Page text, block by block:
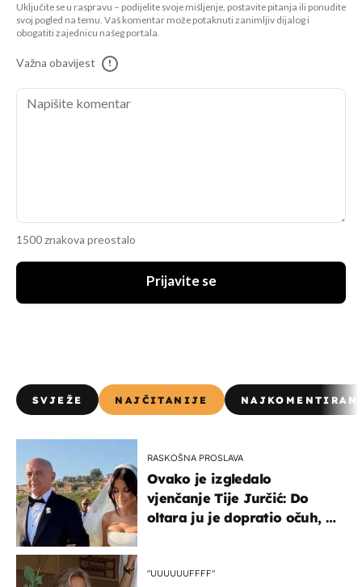
Uključite se u raspravu – podijelite svoje mišljenje, postavite pitanja ili ponudite
svoj pogled na temu. Vaš komentar može potaknuti zanimljiv dijalog i
obogatiti zajednicu našeg portala.
Važna obavijest !
1500 znakova preostalo
Prijavite se
SVJEŽE NAJČITANIJE
RASKOŠNA PROSLAVA
Ovako je izgledalo
vjenčanje Tije Jurčić: Do
oltara ju je dopratio očuh, a
"UUUUUUFFFF"